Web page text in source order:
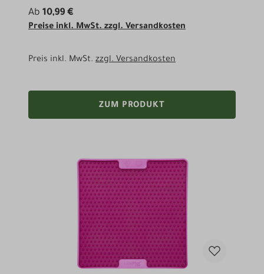
Ab 10,99 €
Preise inkl. MwSt. zzgl. Versandkosten
Preis inkl. MwSt. zzgl. Versandkosten
ZUM PRODUKT